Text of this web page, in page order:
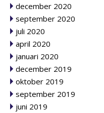
december 2020
september 2020
juli 2020
april 2020
januari 2020
december 2019
oktober 2019
september 2019
juni 2019